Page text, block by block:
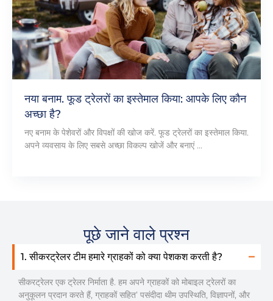
नया बनाम. फूड ट्रेलरों का इस्तेमाल किया: आपके लिए कौन
अच्छा है?
नए बनाम के पेशेवरों और विपक्षों की खोज करें. फूड ट्रेलरों का इस्तेमाल किया.
अपने व्यवसाय के लिए सबसे अच्छा विकल्प खोजें और बनाएं ...
पूछे जाने वाले प्रश्न
1. सीकरट्रेलर टीम हमारे ग्राहकों को क्या पेशकश करती है?
सीकरट्रेलर एक ट्रेलर निर्माता है. हम अपने ग्राहकों को मोबाइल ट्रेलरों का
अनुकूलन प्रदान करते हैं, ग्राहकों सहित’ पसंदीदा थीम उपस्थिति, विज्ञापनों, और